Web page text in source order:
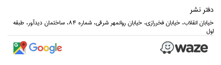
دفتر نشر
خيابان انقلاب، خيابان فخررازي، خيابان روانمهر شرقي، شماره 84، ساختمان ديدآور، طبقه
اول